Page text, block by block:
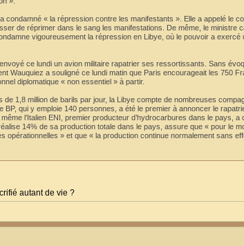
condamné « la répression contre les manifestants ». Elle a appelé le
de réprimer dans le sang les manifestations. De même, le ministre
vigoureusement la répression en Libye, où le pouvoir a exercé
ce lundi un avion militaire rapatrier ses ressortissants. Sans
Wauquiez a souligné ce lundi matin que Paris encourageait les 750
diplomatique « non essentiel » à partir.
1,8 million de barils par jour, la Libye compte de nombreuses
qui y emploie 140 personnes, a été le premier à annoncer le
l’Italien ENI, premier producteur d’hydrocarbures dans le pays, a
14% de sa production totale dans le pays, assure que « pour le
opérationnelles » et que « la production continue normalement sans
autant de vie ?